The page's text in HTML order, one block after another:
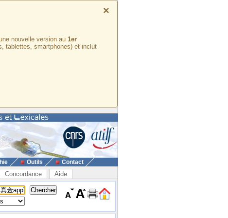
×
nouvelle version au 1er
tablettes, smartphones) et inclut
Outils Contact
Concordance Aide